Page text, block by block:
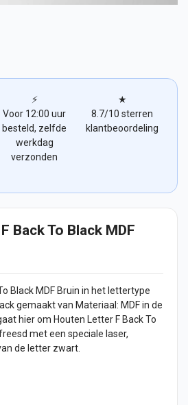
⚡
Voor 12:00 uur
besteld, zelfde
werkdag
verzonden
★
8.7/10 sterren
klantbeoordeling
Back To Black MDF
Black MDF Bruin in het lettertype
gemaakt van Materiaal: MDF in de
hier om Houten Letter F Back To
met een speciale laser,
de letter zwart.